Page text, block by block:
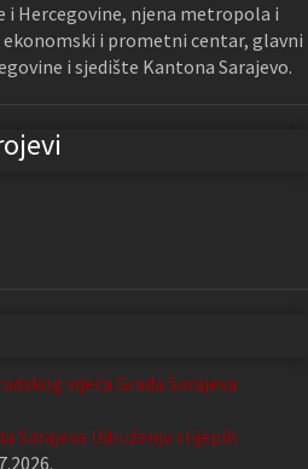
i Hercegovine, njena metropola i
i prometni centar, glavni
i sjedište Kantona Sarajevo.
vijeća Grada Sarajeva
Sarajeva Udruženju slijepih